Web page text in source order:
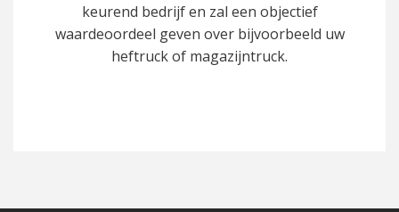
keurend bedrijf en zal een objectief
waardeoordeel geven over bijvoorbeeld uw
heftruck of magazijntruck.